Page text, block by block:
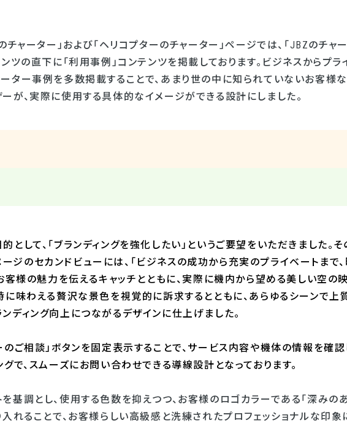
チャーター」および「ヘリコプターのチャーター」ページでは、「JBZのチャ
ツの直下に「利用事例」コンテンツを掲載しております。ビジネスからプラ
ター事例を多数掲載することで、あまり世の中に知られていないお客様
が、実際に使用する具体的なイメージができる設計にしました。
して、「ブランディングを強化したい」というご要望をいただきました。そ
ジのセカンドビューには、「ビジネスの成功から充実のプライベートまで
客様の魅力を伝えるキャッチとともに、実際に機内から望める美しい空の
に味わえる贅沢な景色を視覚的に訴求するとともに、あらゆるシーンで上
ディング向上につながるデザインに仕上げました。
のご相談」ボタンを固定表示することで、サービス内容や機体の情報を確認
で、スムーズにお問い合わせできる導線設計となっております。
基調とし、使用する色数を抑えつつ、お客様のロゴカラーである「深みの
入れることで、お客様らしい高級感と洗練されたプロフェッショナルな印